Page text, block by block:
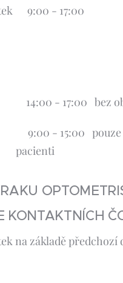
9:00 - 17:00
- 17:00 bez
- 15:00
KONTAKTNÍCH
na